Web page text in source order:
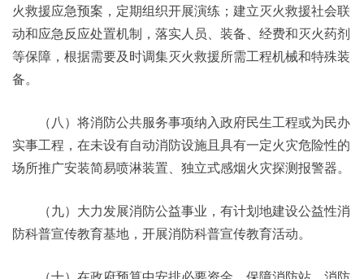
火救援应急预案，定期组织开展演练；建立灭火救援社会联
动和应急反应处置机制，落实人员、装备、经费和灭火药剂
等保障，根据需要及时调集灭火救援所需工程机械和特殊装
备。
（八）将消防公共服务事项纳入政府民生工程或为民办
实事工程，在未设有自动消防设施且具有一定火灾危险性的
场所推广安装简易喷淋装置、独立式感烟火灾探测报警器。
（九）大力发展消防公益事业，有计划地建设公益性消
防科普宣传教育基地，开展消防科普宣传教育活动。